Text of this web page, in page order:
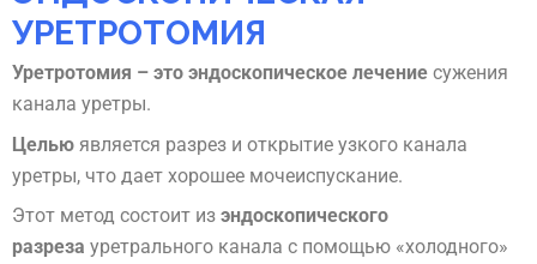
УРЕТРОТОМИЯ
Уретротомия – это эндоскопическое лечение сужения
канала уретры.
Целью является разрез и открытие узкого канала
уретры, что дает хорошее мочеиспускание.
Этот метод состоит из эндоскопического
разреза уретрального канала с помощью «холодного»